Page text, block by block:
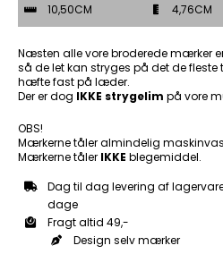
-
Patch
Mærke
antal
10,50CM 4,76CM
Næsten alle vore broderede mærker
så de let kan stryges på det de fleste
hæfte fast på læder.
Der er dog IKKE strygelim på vore
OBS!
Mærkerne tåler almindelig
Mærkerne tåler IKKE blegemiddel.
Dag til dag levering af
dage
Fragt altid 49,-
Design selv mærker